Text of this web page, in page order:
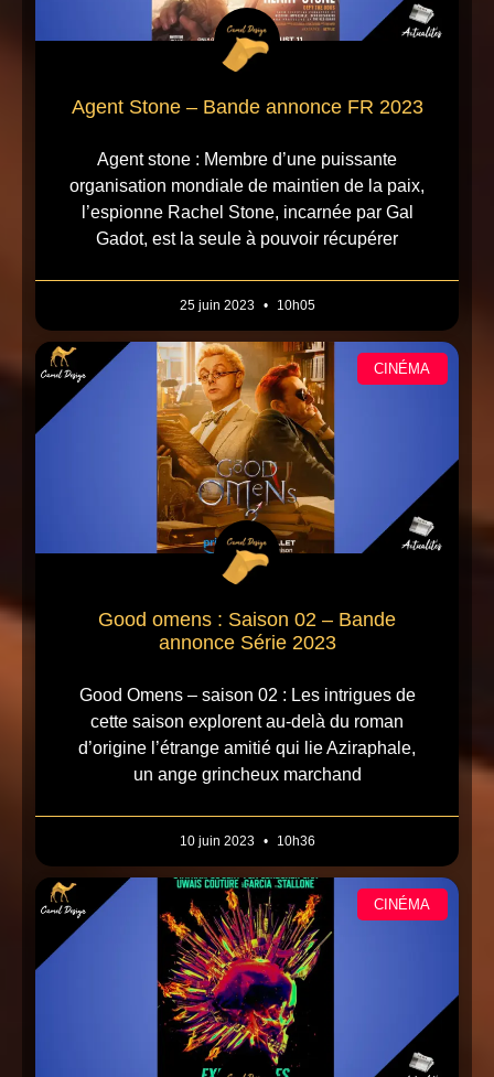
Agent Stone – Bande annonce FR 2023
Agent stone : Membre d’une puissante
organisation mondiale de maintien de la paix,
l’espionne Rachel Stone, incarnée par Gal
Gadot, est la seule à pouvoir récupérer
25 juin 2023 10h05
CINÉMA
Good omens : Saison 02 – Bande
annonce Série 2023
Good Omens – saison 02 : Les intrigues de
cette saison explorent au-delà du roman
d’origine l’étrange amitié qui lie Aziraphale,
un ange grincheux marchand
10 juin 2023 10h36
CINÉMA